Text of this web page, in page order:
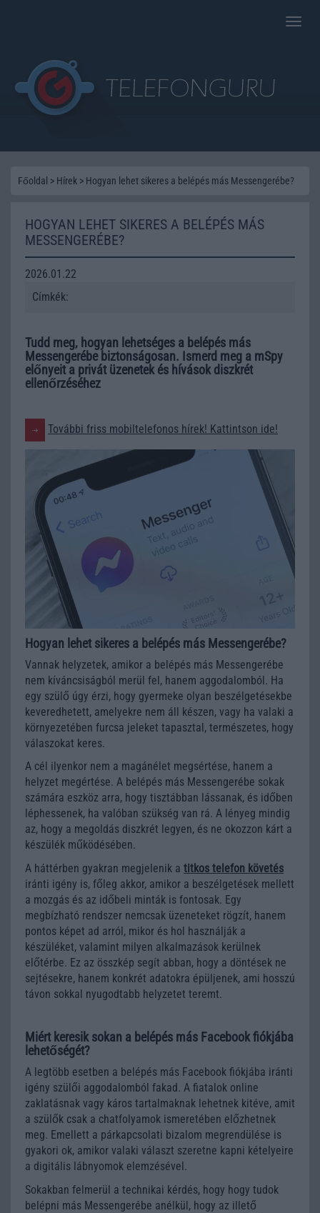
Toggle
Főoldal > Hírek > Hogyan lehet sikeres a belépés más Messengerébe?
HOGYAN LEHET SIKERES A BELÉPÉS MÁS
MESSENGERÉBE?
2026.01.22
Címkék:
Tudd meg, hogyan lehetséges a belépés más
Messengerébe biztonságosan. Ismerd meg a mSpy
előnyeit a privát üzenetek és hívások diszkrét
ellenőrzéséhez
További friss mobiltelefonos hírek! Kattintson ide!
Hogyan lehet sikeres a belépés más Messengerébe?
Vannak helyzetek, amikor a belépés más Messengerébe
nem kíváncsiságból merül fel, hanem aggodalomból. Ha
egy szülő úgy érzi, hogy gyermeke olyan beszélgetésekbe
keveredhetett, amelyekre nem áll készen, vagy ha valaki a
környezetében furcsa jeleket tapasztal, természetes, hogy
válaszokat keres.
A cél ilyenkor nem a magánélet megsértése, hanem a
helyzet megértése. A belépés más Messengerébe sokak
számára eszköz arra, hogy tisztábban lássanak, és időben
léphessenek, ha valóban szükség van rá. A lényeg mindig
az, hogy a megoldás diszkrét legyen, és ne okozzon kárt a
készülék működésében.
A háttérben gyakran megjelenik a titkos telefon követés
iránti igény is, főleg akkor, amikor a beszélgetések mellett
a mozgás és az időbeli minták is fontosak. Egy
megbízható rendszer nemcsak üzeneteket rögzít, hanem
pontos képet ad arról, mikor és hol használják a
készüléket, valamint milyen alkalmazások kerülnek
előtérbe. Ez az összkép segít abban, hogy a döntések ne
sejtésekre, hanem konkrét adatokra épüljenek, ami hosszú
távon sokkal nyugodtabb helyzetet teremt.
Miért keresik sokan a belépés más Facebook fiókjába
lehetőségét?
A legtöbb esetben a belépés más Facebook fiókjába iránti
igény szülői aggodalomból fakad. A fiatalok online
zaklatásnak vagy káros tartalmaknak lehetnek kitéve, amit
a szülők csak a chatfolyamok ismeretében előzhetnek
meg. Emellett a párkapcsolati bizalom megrendülése is
gyakori ok, amikor valaki választ szeretne kapni kételyeire
a digitális lábnyomok elemzésével.
Sokakban felmerül a technikai kérdés, hogy hogy tudok
belépni más Messengerébe anélkül, hogy az illető